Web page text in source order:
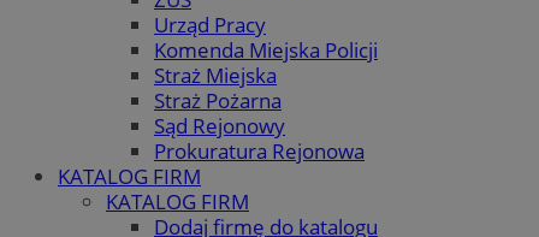
Urząd Pracy
Komenda Miejska Policji
Straż Miejska
Straż Pożarna
Sąd Rejonowy
Prokuratura Rejonowa
KATALOG FIRM
KATALOG FIRM
Dodaj firmę do katalogu